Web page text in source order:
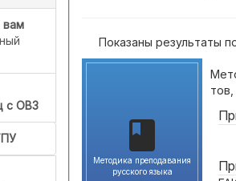
вам
с ОВЗ
Показаны результаты
Методика преподавания
русского языка